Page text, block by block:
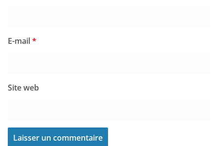
E-mail*
Site web